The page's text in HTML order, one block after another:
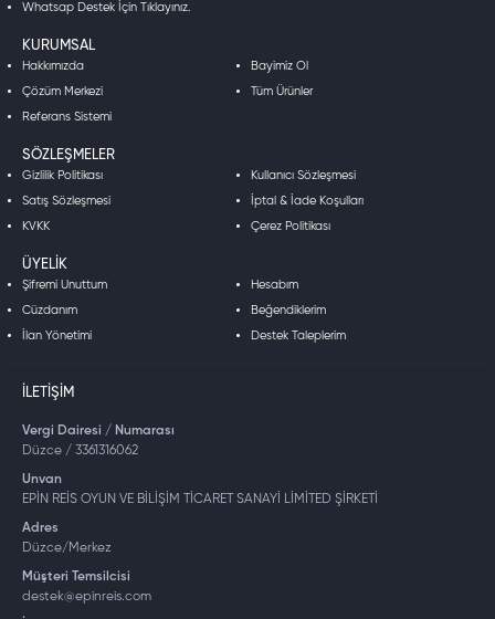
Whatsap Destek İçin Tıklayınız.
KURUMSAL
Hakkımızda Bayimiz Ol
Çözüm Merkezi Tüm Ürünler
Referans Sistemi
SÖZLEŞMELER
Gizlilik Politikası Kullanıcı Sözleşmesi
Satış Sözleşmesi İptal & İade Koşulları
KVKK Çerez Politikası
ÜYELIK
Şifremi Unuttum Hesabım
Cüzdanım Beğendiklerim
İlan Yönetimi Destek Taleplerim
İLETIŞIM
Vergi Dairesi / Numarası
Düzce / 3361316062
Unvan
EPİN REİS OYUN VE BİLİŞİM TİCARET SANAYİ LİMİTED ŞİRKETİ
Adres
Düzce/Merkez
Müşteri Temsilcisi
destek@epinreis.com